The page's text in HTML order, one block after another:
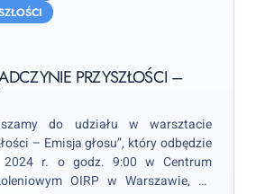
PRZYSZŁOŚCI –
do udziału w warsztacie
– Emisja głosu”, który odbędzie
r. o godz. 9:00 w Centrum
OIRP w Warszawie, ul.